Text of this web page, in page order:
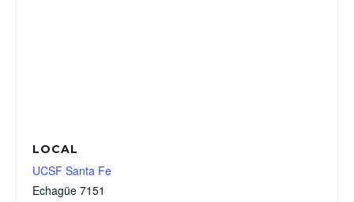
LOCAL
UCSF Santa Fe
Echagüe 7151